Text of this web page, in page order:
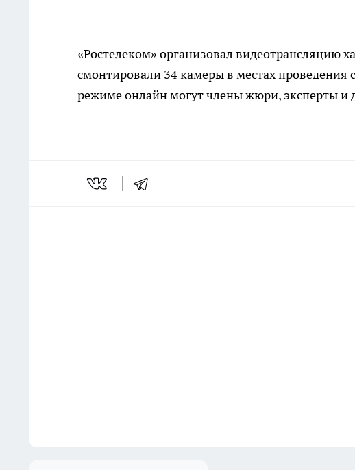
«Ростелеком» организовал видеотрансляцию
смонтировали 34 камеры в местах проведения
режиме онлайн могут члены жюри, эксперты и